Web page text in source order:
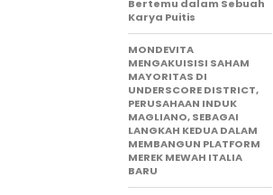
Bertemu dalam Sebuah
Karya Puitis
MONDEVITA
MENGAKUISISI SAHAM
MAYORITAS DI
UNDERSCORE DISTRICT,
PERUSAHAAN INDUK
MAGLIANO, SEBAGAI
LANGKAH KEDUA DALAM
MEMBANGUN PLATFORM
MEREK MEWAH ITALIA
BARU